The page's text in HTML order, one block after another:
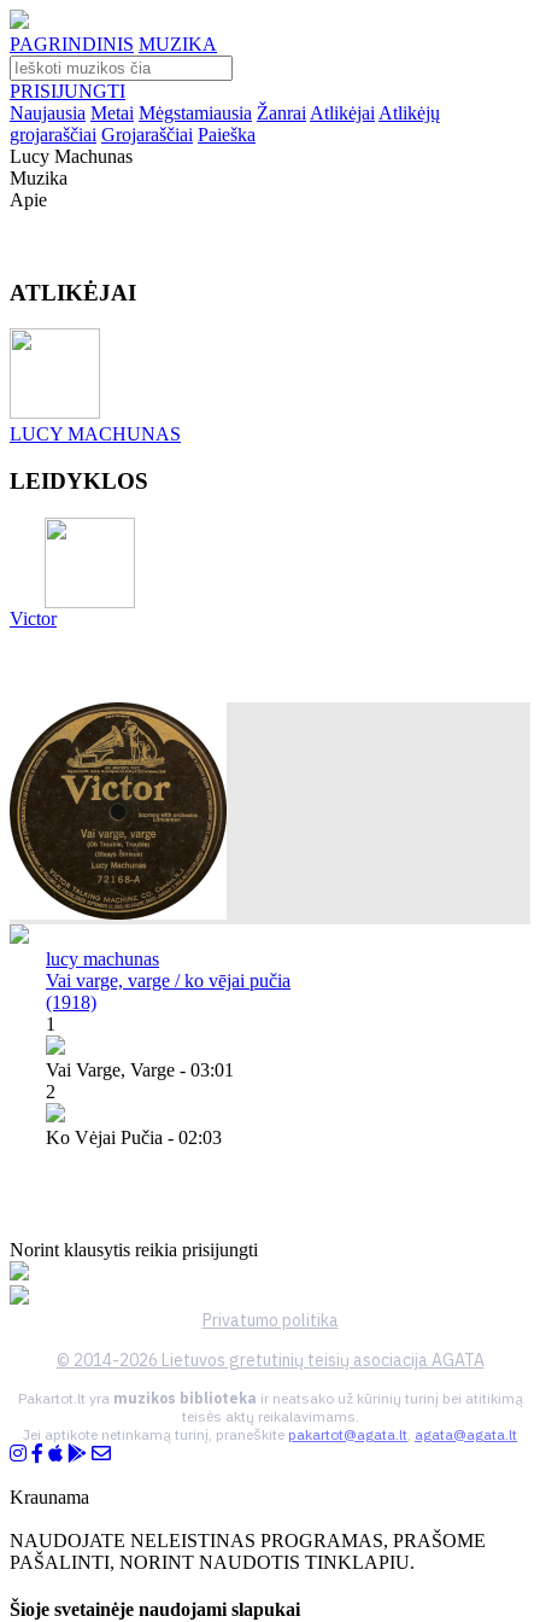
PAGRINDINIS MUZIKA
PRISIJUNGTI
Naujausia Metai Mėgstamiausia Žanrai Atlikėjai Atlikėjų
grojaraščiai Grojaraščiai Paieška
Lucy Machunas
Muzika
Apie
ATLIKĖJAI
LUCY MACHUNAS
LEIDYKLOS
Victor
lucy machunas
Vai varge, varge / ko vējai pučia
(1918)
1
Vai Varge, Varge - 03:01
2
Ko Vėjai Pučia - 02:03
Norint klausytis reikia prisijungti
Privatumo politika
© 2014-2026 Lietuvos gretutinių teisių asociacija AGATA
Pakartot.lt yra muzikos biblioteka ir neatsako už kūrinių turinį bei atitikimą
teisės aktų reikalavimams.
Jei aptikote netinkamą turinį, praneškite pakartot@agata.lt agata@agata.lt
Kraunama
NAUDOJATE NELEISTINAS PROGRAMAS, PRAŠOME
PAŠALINTI, NORINT NAUDOTIS TINKLAPIU.
Šioje svetainėje naudojami slapukai